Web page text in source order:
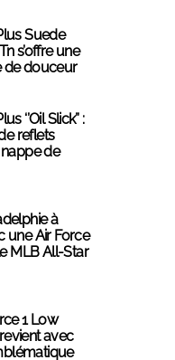
Suede
Tn s’offre une
de douceur
‘’Oil Slick’’ :
reflets
nappe de
à
une Air Force
MLB All-Star
1 Low
revient avec